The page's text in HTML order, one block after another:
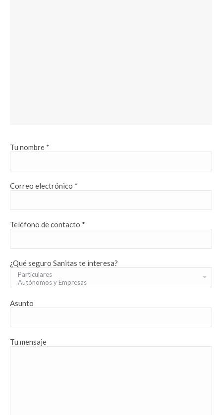
Tu nombre *
Correo electrónico *
Teléfono de contacto *
¿Qué seguro Sanitas te interesa?
Asunto
Tu mensaje